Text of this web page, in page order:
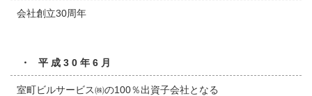
会社創立30周年
・ 平成30年6月
室町ビルサービス㈱の100％出資子会社となる